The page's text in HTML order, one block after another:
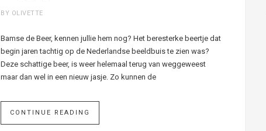
BY OLIVETTE
Bamse de Beer, kennen jullie hem nog? Het beresterke beertje dat
begin jaren tachtig op de Nederlandse beeldbuis te zien was?
Deze schattige beer, is weer helemaal terug van weggeweest
maar dan wel in een nieuw jasje. Zo kunnen de
CONTINUE READING